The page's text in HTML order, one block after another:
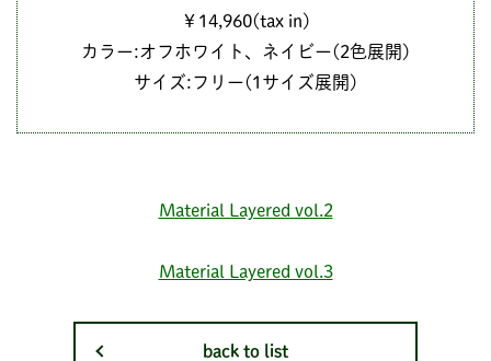
￥14,960(tax in)
カラー:オフホワイト、ネイビー(2色展開)
サイズ:フリー(1サイズ展開)
Material Layered vol.2
Material Layered vol.3
back to list